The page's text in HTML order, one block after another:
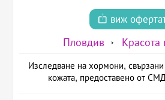
виж
Пловдив Красота
Изследване на хормони, свързани
кожата, предоставено от